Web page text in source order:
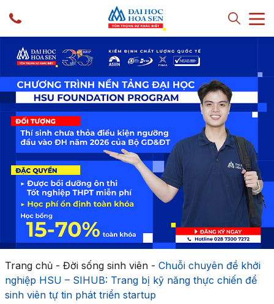
Trang chủ- Đời sống sinh viên- Chuỗi chuyên đề khởi
nghiệp HSU – SIHUB: Trang bị kỹ năng thực chiến để
sinh viên tự tin phát triển startup